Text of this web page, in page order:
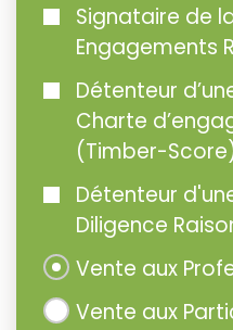
Signataire de
Engagements
Détenteur
Charte
(Timber-
Détenteur
Diligence
Vente aux
Vente aux